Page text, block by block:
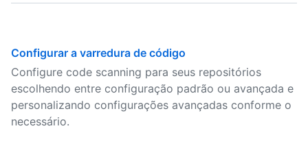
Configurar a varredura de código
Configure code scanning para seus repositórios
escolhendo entre configuração padrão ou avançada e
personalizando configurações avançadas conforme o
necessário.